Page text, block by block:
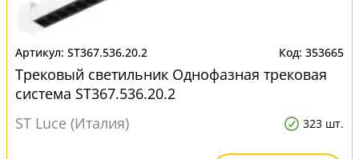
ST367.536.20.2 353665
Трековый светильник Однофазная трековая
система ST367.536.20.2
ST Luce (Италия)
323 шт.